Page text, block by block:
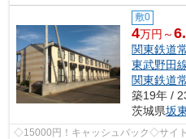
敷0
4万円～
関東鉄道
東武野田
関東鉄道
築19年 /
茨城県坂
◇15000円！キャッシュバック◇サイ